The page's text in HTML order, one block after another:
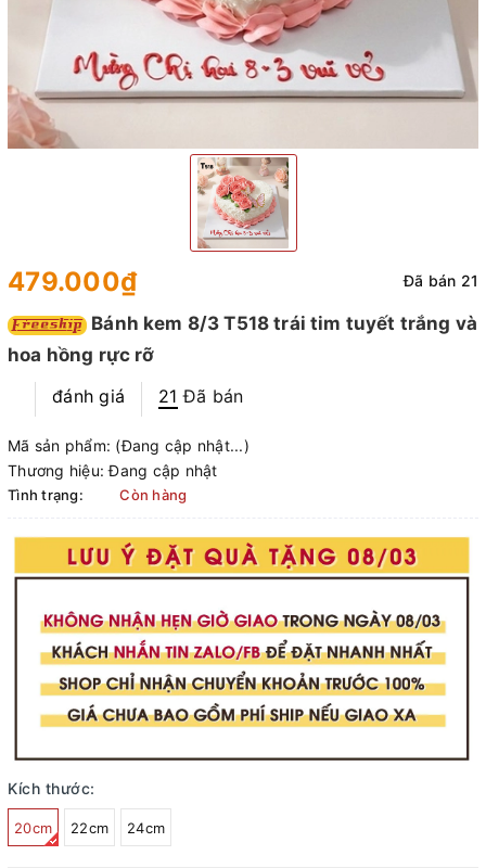
479.000₫ Đã bán 21
Bánh kem 8/3 T518 trái tim tuyết trắng và
hoa hồng rực rỡ
đánh giá
21 Đã bán
Mã sản phẩm: (Đang cập nhật...)
Thương hiệu: Đang cập nhật
Tình trạng: Còn hàng
Kích thước:
20cm 22cm 24cm